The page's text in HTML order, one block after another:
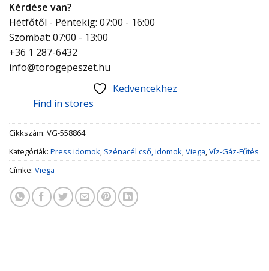
Kérdése van?
Hétfőtől - Péntekig: 07:00 - 16:00
Szombat: 07:00 - 13:00
+36 1 287-6432
info@torogepeszet.hu
Kedvencekhez
Find in stores
Cikkszám: VG-558864
Kategóriák: Press idomok, Szénacél cső, idomok,Viega,Víz-Gáz-Fűtés
Címke: Viega